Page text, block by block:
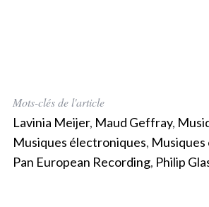
Mots-clés de l'article
Lavinia Meijer, Maud Geffray,
Musiques électroniques,
Pan European Recording, Philip